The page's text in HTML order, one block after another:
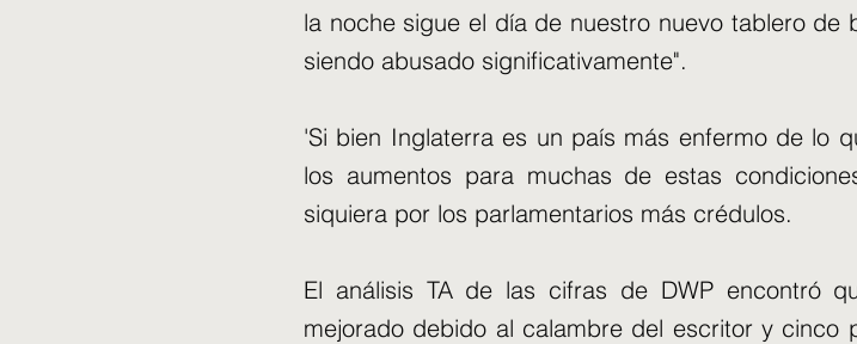
la noche sigue el día de nuestro nuevo tablero
siendo abusado significativamente".
'Si bien Inglaterra es un país más enfermo de lo
los aumentos para muchas de estas
siquiera por los parlamentarios más crédulos.
El análisis TA de las cifras de DWP encontró
mejorado debido al calambre del escritor y